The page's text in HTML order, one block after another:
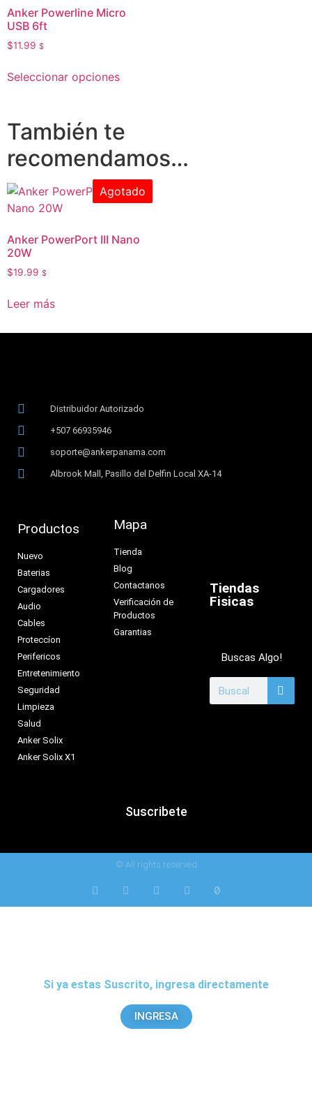
Anker Powerline Micro
USB 6ft
$11.99 $
Seleccionar opciones
También te
recomendamos…
Agotado
Anker PowerPort III Nano
20W
$19.99 $
Leer más
Distribuidor Autorizado
+507 66935946
soporte@ankerpanama.com
Albrook Mall, Pasillo del Delfin Local XA-14
Productos
Nuevo
Baterias
Cargadores
Audio
Cables
Proteccíon
Perifericos
Entretenimiento
Seguridad
Limpieza
Salud
Anker Solix
Anker Solix X1
Mapa
Tienda
Blog
Contactanos
Verificación de
Productos
Garantias
Tiendas
Fisicas
Buscas Algo!
Suscribete
© All rights reserved
Si ya estas Suscrito, ingresa directamente
INGRESA